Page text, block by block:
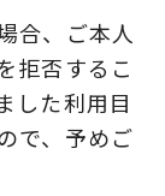
合、ご本人
拒否するこ
した利用目
で、予めご